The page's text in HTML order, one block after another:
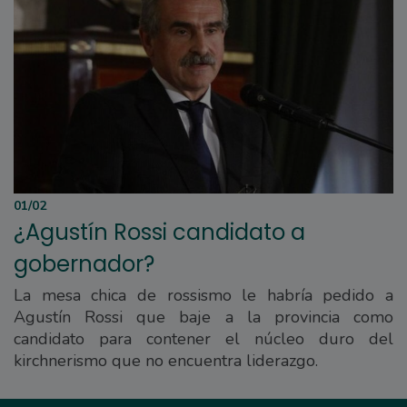
01/02
¿Agustín Rossi candidato a
gobernador?
La mesa chica de rossismo le habría pedido a
Agustín Rossi que baje a la provincia como
candidato para contener el núcleo duro del
kirchnerismo que no encuentra liderazgo.